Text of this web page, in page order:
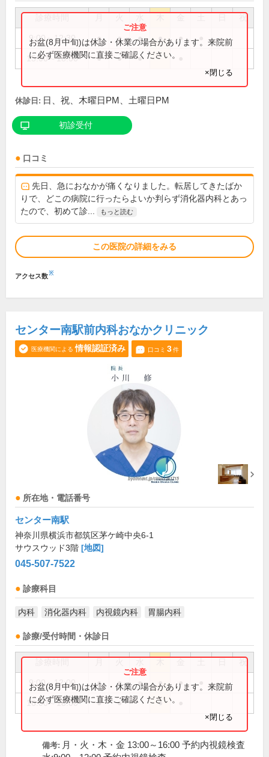
祝
9:00～12:30 ● ● ● ● ●
15:00～18:00 ● ● ●
お盆(8月中旬)は休診・休業の場合があります。来院前
に必ず医療機関に直接ご確認ください。
×閉じる
休診日: 日、祝、木曜日PM、土曜日PM
初診受付
口コミ
先日、急におなかが痛くなりました。転居してきたばか
りで、どこの病院に行ったらよいか判らず消化器内科とあっ
たので、初めて診...
もっと読む
この医院の詳細をみる
アクセス数※
センター南駅前内科おなかクリニック
医療機関による 情報認証済み 口コミ 3件
所在地・電話番号
センター南駅
神奈川県横浜市都筑区茅ケ崎中央6-1
サウスウッド3階 [地図]
045-507-7522
診療科目
内科 消化器内科 内視鏡内科 胃腸内科
診療/受付時間・休診日
祝
9:00～12:00 ● ● ● ● ●
16:00～18:00 ● ● ●
お盆(8月中旬)は休診・休業の場合があります。来院前
に必ず医療機関に直接ご確認ください。
×閉じる
備考: 月・火・木・金 13:00～16:00 予約内視鏡検査